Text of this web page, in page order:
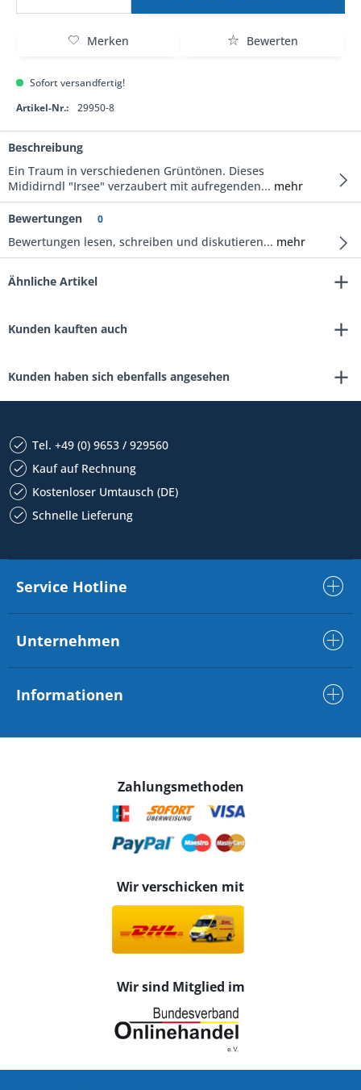
Merken Bewerten
Sofort versandfertig!
Artikel-Nr.:
29950-8
Beschreibung
Ein Traum in verschiedenen Grüntönen. Dieses
Mididirndl "Irsee" verzaubert mit aufregenden... mehr
Bewertungen 0
Bewertungen lesen, schreiben und diskutieren... mehr
Ähnliche Artikel
Kunden kauften auch
Kunden haben sich ebenfalls angesehen
Tel. +49 (0) 9653 / 929560
Kauf auf Rechnung
Kostenloser Umtausch (DE)
Schnelle Lieferung
Service Hotline
Unternehmen
Informationen
Zahlungsmethoden
Wir verschicken mit
Wir sind Mitglied im